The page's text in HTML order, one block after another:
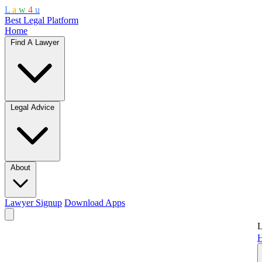
L a w 4 u
Best Legal Platform
Home
Find A Lawyer
Legal Advice
About
Lawyer Signup Download Apps